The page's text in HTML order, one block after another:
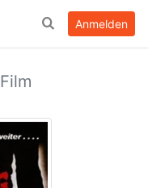
Anmelden
Film